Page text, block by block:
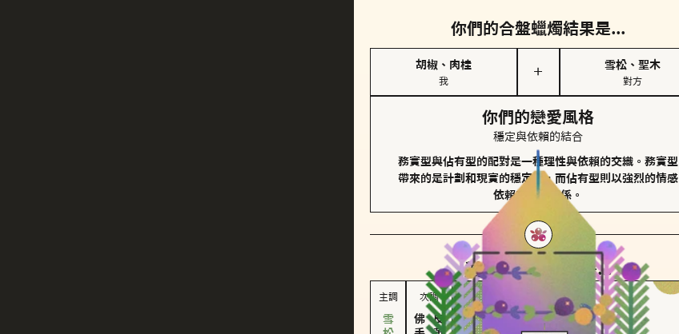
你們的合盤蠟燭結果是...
胡椒、肉桂
我
＋
雪松、聖木
對方
你們的戀愛風格
穩定與依賴的結合
務實型與佔有型的配對是一種理性與依賴的交織。務實型
帶來的是計劃和現實的穩定性，而佔有型則以強烈的情感
依賴來維護關係。
對方的主調蠟燭是...
主調 次調